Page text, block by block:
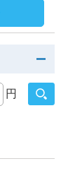
円